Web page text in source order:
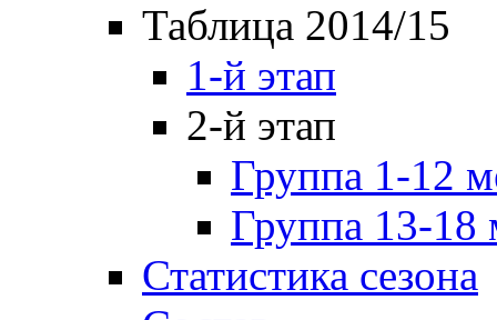
Таблица 2014/15
1-й этап
2-й этап
Группа 1-12
Группа 13-18
Статистика сезона